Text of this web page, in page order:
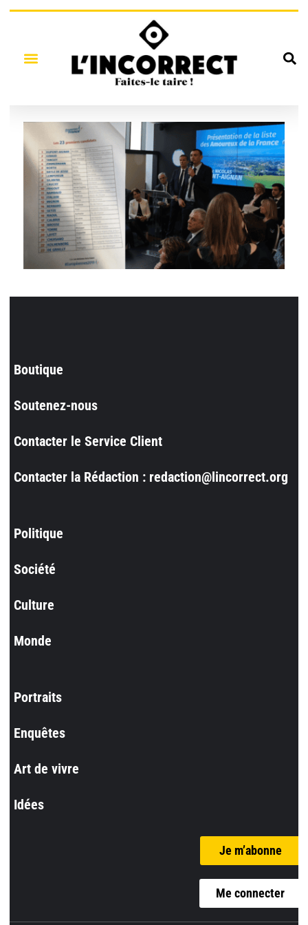
Boutique
Soutenez-nous
Contacter le Service Client
Contacter la Rédaction : redaction@lincorrect.org
Politique
Société
Culture
Monde
Portraits
Enquêtes
Art de vivre
Idées
Je m’abonne
Me connecter